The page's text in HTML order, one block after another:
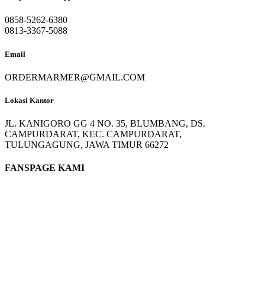
0858-5262-6380
0813-3367-5088
Email
ORDERMARMER@GMAIL.COM
Lokasi Kantor
JL. KANIGORO GG 4 NO. 35, BLUMBANG, DS.
CAMPURDARAT, KEC. CAMPURDARAT,
TULUNGAGUNG, JAWA TIMUR 66272
FANSPAGE KAMI